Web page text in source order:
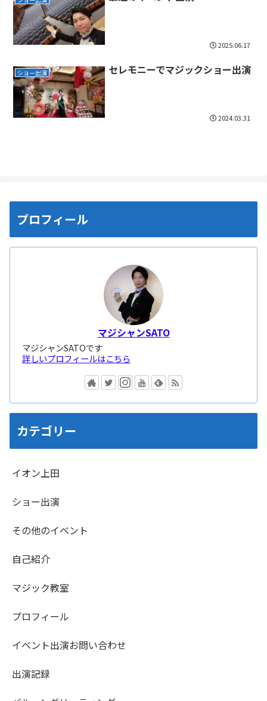
2025.06.17
ショー出演 セレモニーでマジックショー出演
2024.03.31
プロフィール
マジシャンSATO
マジシャンSATOです
詳しいプロフィールはこちら
カテゴリー
イオン上田
ショー出演
その他のイベント
自己紹介
マジック教室
プロフィール
イベント出演お問い合わせ
出演記録